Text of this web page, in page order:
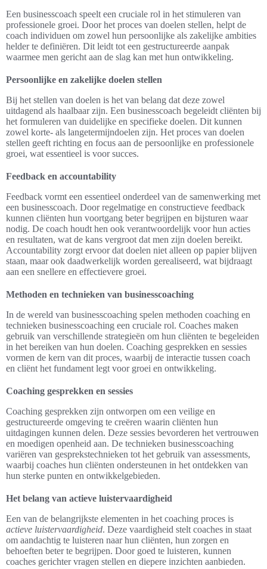
Een businesscoach speelt een cruciale rol in het stimuleren van
professionele groei. Door het proces van doelen stellen, helpt de
coach individuen om zowel hun persoonlijke als zakelijke ambities
helder te definiëren. Dit leidt tot een gestructureerde aanpak
waarmee men gericht aan de slag kan met hun ontwikkeling.
Persoonlijke en zakelijke doelen stellen
Bij het stellen van doelen is het van belang dat deze zowel
uitdagend als haalbaar zijn. Een businesscoach begeleidt cliënten bij
het formuleren van duidelijke en specifieke doelen. Dit kunnen
zowel korte- als langetermijndoelen zijn. Het proces van doelen
stellen geeft richting en focus aan de persoonlijke en professionele
groei, wat essentieel is voor succes.
Feedback en accountability
Feedback vormt een essentieel onderdeel van de samenwerking met
een businesscoach. Door regelmatige en constructieve feedback
kunnen cliënten hun voortgang beter begrijpen en bijsturen waar
nodig. De coach houdt hen ook verantwoordelijk voor hun acties
en resultaten, wat de kans vergroot dat men zijn doelen bereikt.
Accountability zorgt ervoor dat doelen niet alleen op papier blijven
staan, maar ook daadwerkelijk worden gerealiseerd, wat bijdraagt
aan een snellere en effectievere groei.
Methoden en technieken van businesscoaching
In de wereld van businesscoaching spelen methoden coaching en
technieken businesscoaching een cruciale rol. Coaches maken
gebruik van verschillende strategieën om hun cliënten te begeleiden
in het bereiken van hun doelen. Coaching gesprekken en sessies
vormen de kern van dit proces, waarbij de interactie tussen coach
en cliënt het fundament legt voor groei en ontwikkeling.
Coaching gesprekken en sessies
Coaching gesprekken zijn ontworpen om een veilige en
gestructureerde omgeving te creëren waarin cliënten hun
uitdagingen kunnen delen. Deze sessies bevorderen het vertrouwen
en moedigen openheid aan. De technieken businesscoaching
variëren van gesprekstechnieken tot het gebruik van assessments,
waarbij coaches hun cliënten ondersteunen in het ontdekken van
hun sterke punten en ontwikkelgebieden.
Het belang van actieve luistervaardigheid
Een van de belangrijkste elementen in het coaching proces is
actieve luistervaardigheid. Deze vaardigheid stelt coaches in staat
om aandachtig te luisteren naar hun cliënten, hun zorgen en
behoeften beter te begrijpen. Door goed te luisteren, kunnen
coaches gerichter vragen stellen en diepere inzichten aanbieden.